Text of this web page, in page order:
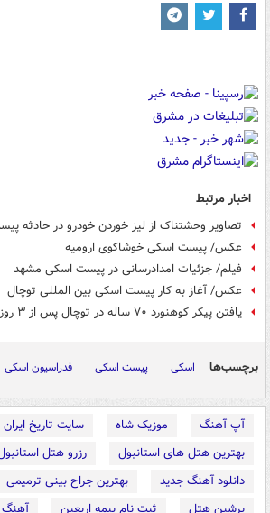
اخبار مرتبط
تصاویر وحشتناک از لیز خوردن خودرو در حادثه
عکس/ پیست اسکی خوشاکوی ارومیه
فیلم/ جزئیات امدادرسانی در پیست اسکی مشهد
عکس/ آغاز به کار پیست اسکی بین المللی توچال
یافتن پیکر کوهنورد ۷۰ ساله در توچال پس از ۳ روز
برچسب‌ها اسکی پیست اسکی فدراسیون اسکی
آپ آهنگ موزیک شاه
سایت تاریخ ایران
بهترین هتل های استانبول
رزرو هتل
دانلود آهنگ جدید
بهترین جراح بینی ترمیمی
پرشین هتل
ثبت نام بیمه اربعین